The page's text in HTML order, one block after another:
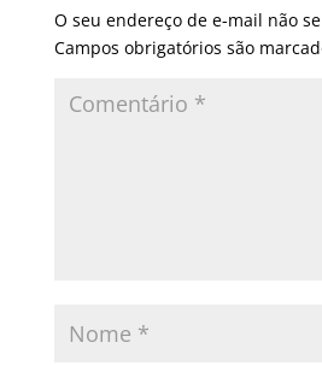
O seu endereço de e-mail não
Campos obrigatórios são